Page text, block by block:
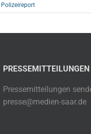
Polizeireport
PRESSEMITTEILUNGEN
Pressemitteilungen
presse@medien-saar.de